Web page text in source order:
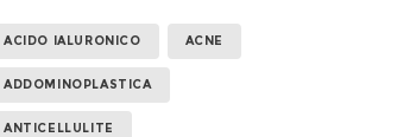
ACIDO IALURONICO ACNE
ADDOMINOPLASTICA
ANTICELLULITE